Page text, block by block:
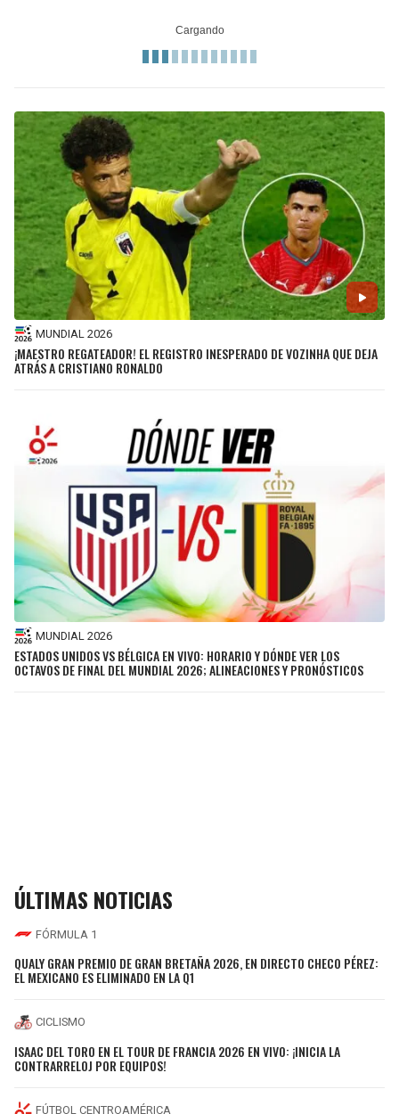
MUNDIAL 2026
¡MAESTRO REGATEADOR! EL REGISTRO INESPERADO DE VOZINHA QUE DEJA
ATRÁS A CRISTIANO RONALDO
MUNDIAL 2026
ESTADOS UNIDOS VS BÉLGICA EN VIVO: HORARIO Y DÓNDE VER LOS
OCTAVOS DE FINAL DEL MUNDIAL 2026; ALINEACIONES Y PRONÓSTICOS
ÚLTIMAS NOTICIAS
FÓRMULA 1
QUALY GRAN PREMIO DE GRAN BRETAÑA 2026, EN DIRECTO CHECO PÉREZ:
EL MEXICANO ES ELIMINADO EN LA Q1
CICLISMO
ISAAC DEL TORO EN EL TOUR DE FRANCIA 2026 EN VIVO: ¡INICIA LA
CONTRARRELOJ POR EQUIPOS!
FÚTBOL CENTROAMÉRICA